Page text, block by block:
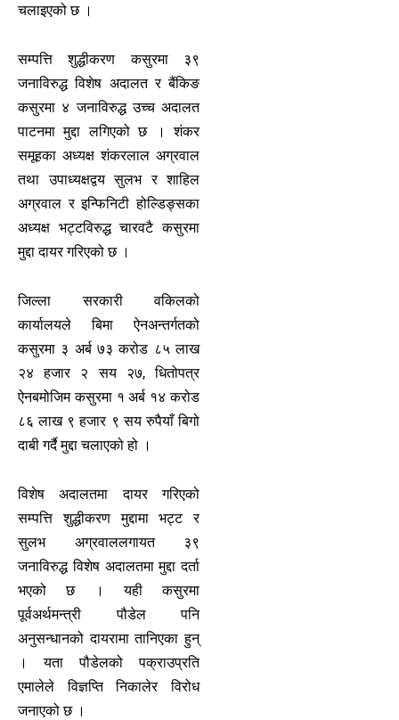
चलाइएको छ ।
सम्पत्ति शुद्धीकरण कसुरमा ३९
जनाविरुद्ध विशेष अदालत र बैंकिङ
कसुरमा ४ जनाविरुद्ध उच्च अदालत
पाटनमा मुद्दा लगिएको छ । शंकर
समूहका अध्यक्ष शंकरलाल अग्रवाल
तथा उपाध्यक्षद्वय सुलभ र शाहिल
अग्रवाल र इन्फिनिटी होल्डिङ्सका
अध्यक्ष भट्टविरुद्ध चारवटै कसुरमा
मुद्दा दायर गरिएको छ ।
जिल्ला सरकारी वकिलको
कार्यालयले बिमा ऐनअन्तर्गतको
कसुरमा ३ अर्ब ७३ करोड ८५ लाख
२४ हजार २ सय २७, धितोपत्र
ऐनबमोजिम कसुरमा १ अर्ब १४ करोड
८६ लाख ९ हजार ९ सय रुपैयाँ बिगो
दाबी गर्दै मुद्दा चलाएको हो ।
विशेष अदालतमा दायर गरिएको
सम्पत्ति शुद्धीकरण मुद्दामा भट्ट र
सुलभ अग्रवाललगायत ३९
जनाविरुद्ध विशेष अदालतमा मुद्दा दर्ता
भएको छ । यही कसुरमा
पूर्वअर्थमन्त्री पौडेल पनि
अनुसन्धानको दायरामा तानिएका हुन्
। यता पौडेलको पक्राउप्रति
एमालेले विज्ञप्ति निकालेर विरोध
जनाएको छ ।